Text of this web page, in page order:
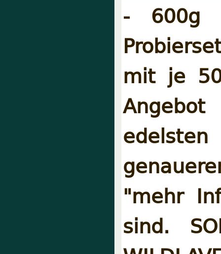
- 600g
mit je
"mehr
sind.